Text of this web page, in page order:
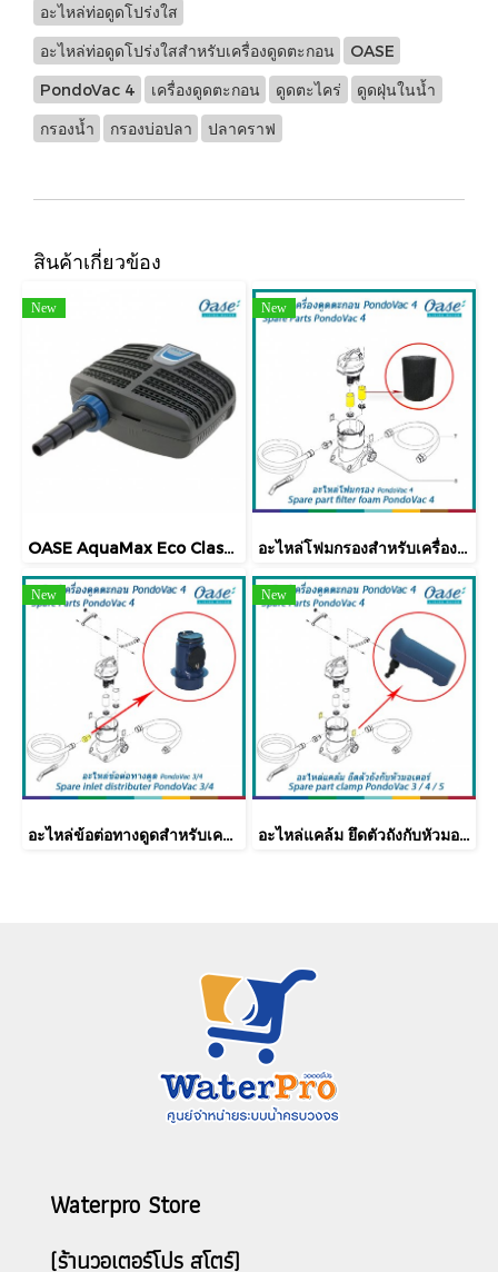
อะไหล่ท่อดูดโปร่งใส
อะไหล่ท่อดูดโปร่งใสสำหรับเครื่องดูดตะกอน OASE
PondoVac 4 เครื่องดูดตะกอน ดูดตะไคร่ ดูดฝุ่นในน้ำ
กรองน้ำ กรองบ่อปลา ปลาคราฟ
สินค้าเกี่ยวข้อง
New
OASE AquaMax Eco Classic 5500 ปั๊มน้ำบ่อปลาคาร์ฟ รุ่นประหยัดไฟ ปั๊มน้ำบ่อปลาคาร์ฟ
New
อะไหล่โฟมกรองสำหรับเครื่องดูดตะกอน OASE รุ่น PondoVac 4
New
อะไหล่ข้อต่อทางดูดสำหรับเครื่องดูดตะกอน OASE รุ่น PondoVac 4
New
อะไหล่แคล้ม ยึดตัวถังกับหัวมอเตอร์สำหรับเครื่องดูดตะกอน OASE รุ่น PondoVac 4 และ PondoVac 5
Waterpro Store
(ร้านวอเตอร์โปร สโตร์)